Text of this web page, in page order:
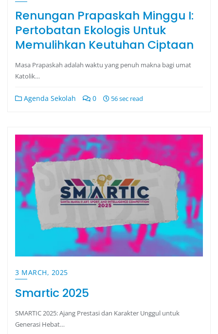
Renungan Prapaskah Minggu I:
Pertobatan Ekologis Untuk
Memulihkan Keutuhan Ciptaan
Masa Prapaskah adalah waktu yang penuh makna bagi umat
Katolik…
Agenda Sekolah 0 56 sec read
3 MARCH, 2025
Smartic 2025
SMARTIC 2025: Ajang Prestasi dan Karakter Unggul untuk
Generasi Hebat…